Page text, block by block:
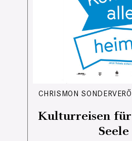
CHRISMON
Kulturreisen
Seele